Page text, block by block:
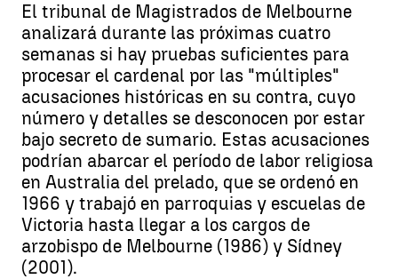
El tribunal de Magistrados de Melbourne
analizará durante las próximas cuatro
semanas si hay pruebas suficientes para
procesar el cardenal por las "múltiples"
acusaciones históricas en su contra, cuyo
número y detalles se desconocen por estar
bajo secreto de sumario. Estas acusaciones
podrían abarcar el período de labor religiosa
en Australia del prelado, que se ordenó en
1966 y trabajó en parroquias y escuelas de
Victoria hasta llegar a los cargos de
arzobispo de Melbourne (1986) y Sídney
(2001).